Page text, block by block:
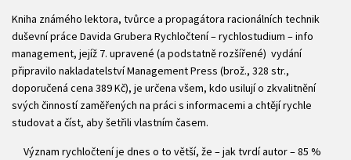
Kniha známého lektora, tvůrce a propagátora racionálních technik
duševní práce Davida Grubera Rychločtení – rychlostudium – info
management, jejíž 7. upravené (a podstatně rozšířené) vydání
připravilo nakladatelství Management Press (brož., 328 str.,
doporučená cena 389 Kč), je určena všem, kdo usilují o zkvalitnění
svých činností zaměřených na práci s informacemi a chtějí rychle
studovat a číst, aby šetřili vlastním časem.
Význam rychločtení je dnes o to větší, že – jak tvrdí autor – 85 %